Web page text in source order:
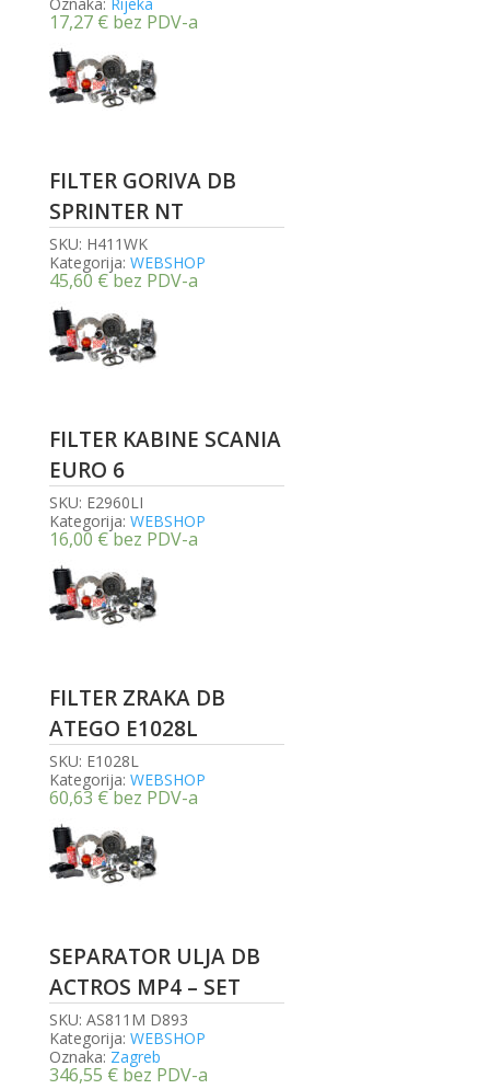
17,27 € bez PDV-a
FILTER GORIVA DB
SPRINTER NT
SKU: H411WK
Kategorija: WEBSHOP
45,60 €bez PDV-a
FILTER KABINE SCANIA
EURO 6
SKU: E2960LI
Kategorija: WEBSHOP
16,00 €bez PDV-a
FILTER ZRAKA DB
ATEGO E1028L
SKU: E1028L
Kategorija: WEBSHOP
60,63 €bez PDV-a
SEPARATOR ULJA DB
ACTROS MP4 – SET
SKU: AS811M D893
Kategorija: WEBSHOP
Oznaka: Zagreb
346,55 € bez PDV-a